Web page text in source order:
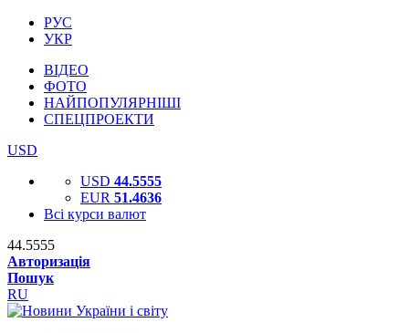
РУС
УКР
ВІДЕО
ФОТО
НАЙПОПУЛЯРНІШІ
СПЕЦПРОЕКТИ
USD
USD 44.5555
EUR 51.4636
Всі курси валют
44.5555
Авторизація
Пошук
RU